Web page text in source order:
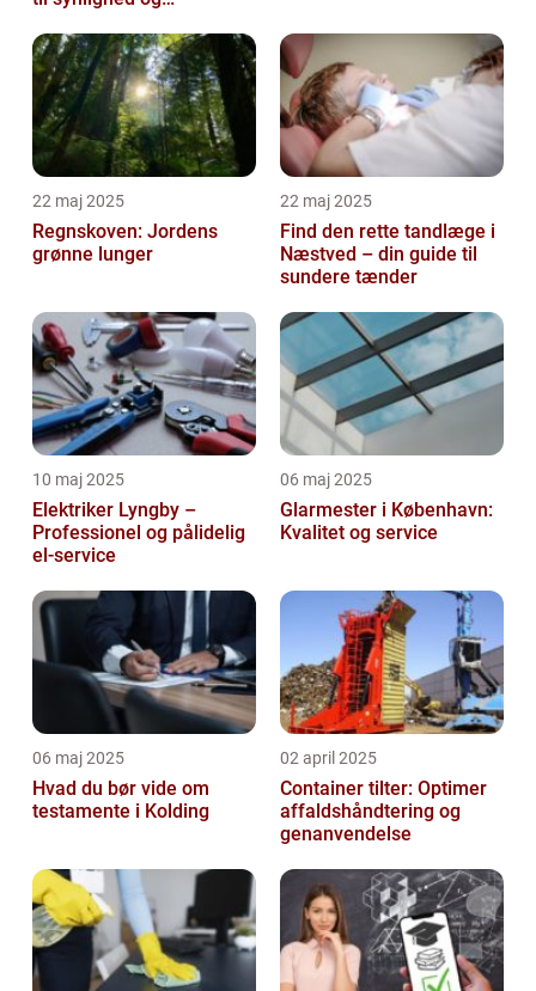
22 maj 2025
Regnskoven: Jordens
grønne lunger
22 maj 2025
Find den rette tandlæge i
Næstved – din guide til
sundere tænder
10 maj 2025
Elektriker Lyngby –
Professionel og pålidelig
el-service
06 maj 2025
Glarmester i København:
Kvalitet og service
06 maj 2025
Hvad du bør vide om
testamente i Kolding
02 april 2025
Container tilter: Optimer
affaldshåndtering og
genanvendelse